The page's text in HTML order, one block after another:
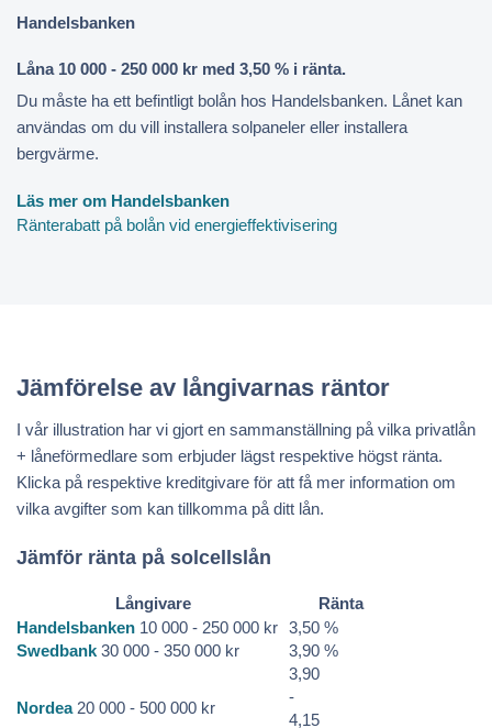
Handelsbanken
Låna 10 000 - 250 000 kr med 3,50 % i ränta.
Du måste ha ett befintligt bolån hos Handelsbanken. Lånet kan
användas om du vill installera solpaneler eller installera
bergvärme.
Läs mer om Handelsbanken
Ränterabatt på bolån vid energieffektivisering
Jämförelse av långivarnas räntor
I vår illustration har vi gjort en sammanställning på vilka privatlån
+ låneförmedlare som erbjuder lägst respektive högst ränta.
Klicka på respektive kreditgivare för att få mer information om
vilka avgifter som kan tillkomma på ditt lån.
Jämför ränta på solcellslån
Långivare
Ränta
Handelsbanken 10 000 - 250 000 kr 3,50 %
Swedbank 30 000 - 350 000 kr 3,90 %
Nordea 20 000 - 500 000 kr
3,90
-
4,15